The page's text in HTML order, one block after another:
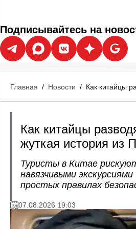
Подписывайтесь на
Главная / Новости / Как китайцы
Как китайцы
жуткая история из
Туристы в Китае
навязчивыми
простых правилах
07.08.2026 19:03